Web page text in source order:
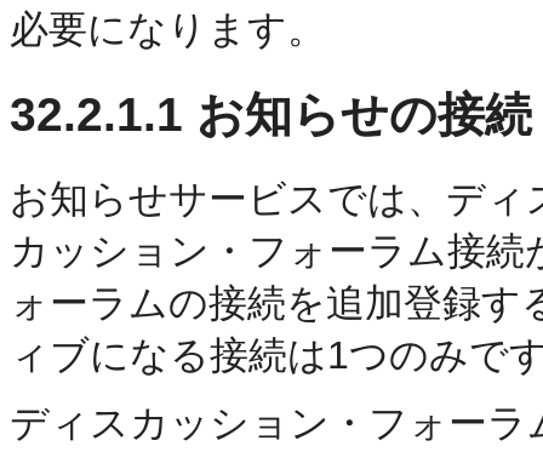
必要になります。
32.2.1.1 お知らせの接続
お知らせサービスでは、デ
カッション・フォーラム接
ォーラムの接続を追加登録
ィブになる接続は1つのみで
ディスカッション・フォー